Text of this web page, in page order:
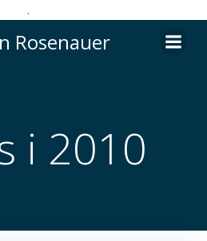
.
til
Rosenauer
i 2010